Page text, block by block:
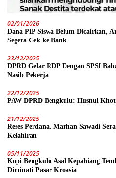
02/01/2026
Dana PIP Siswa Belum Dicairkan,
Segera Cek ke Bank
23/12/2025
DPRD Gelar RDP Dengan SPSI
Nasib Pekerja
22/12/2025
PAW DPRD Bengkulu: Husnul
21/12/2025
Reses Perdana, Marhan Sawadi
Kelahiran
05/11/2025
Kopi Bengkulu Asal Kepahiang
Diminati Pasar Kroasia